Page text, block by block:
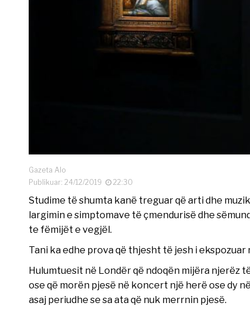
Gazeta Alo
Publikuar: 24/12/2019
22:30
Studime të shumta kanë treguar që arti dhe
largimin e simptomave të çmendurisë dhe
te fëmijët e vegjël.
Tani ka edhe prova që thjesht të jesh i
Hulumtuesit në Londër që ndoqën mijëra njerëz
ose që morën pjesë në koncert një herë ose dy
asaj periudhe se sa ata që nuk merrnin pjesë.